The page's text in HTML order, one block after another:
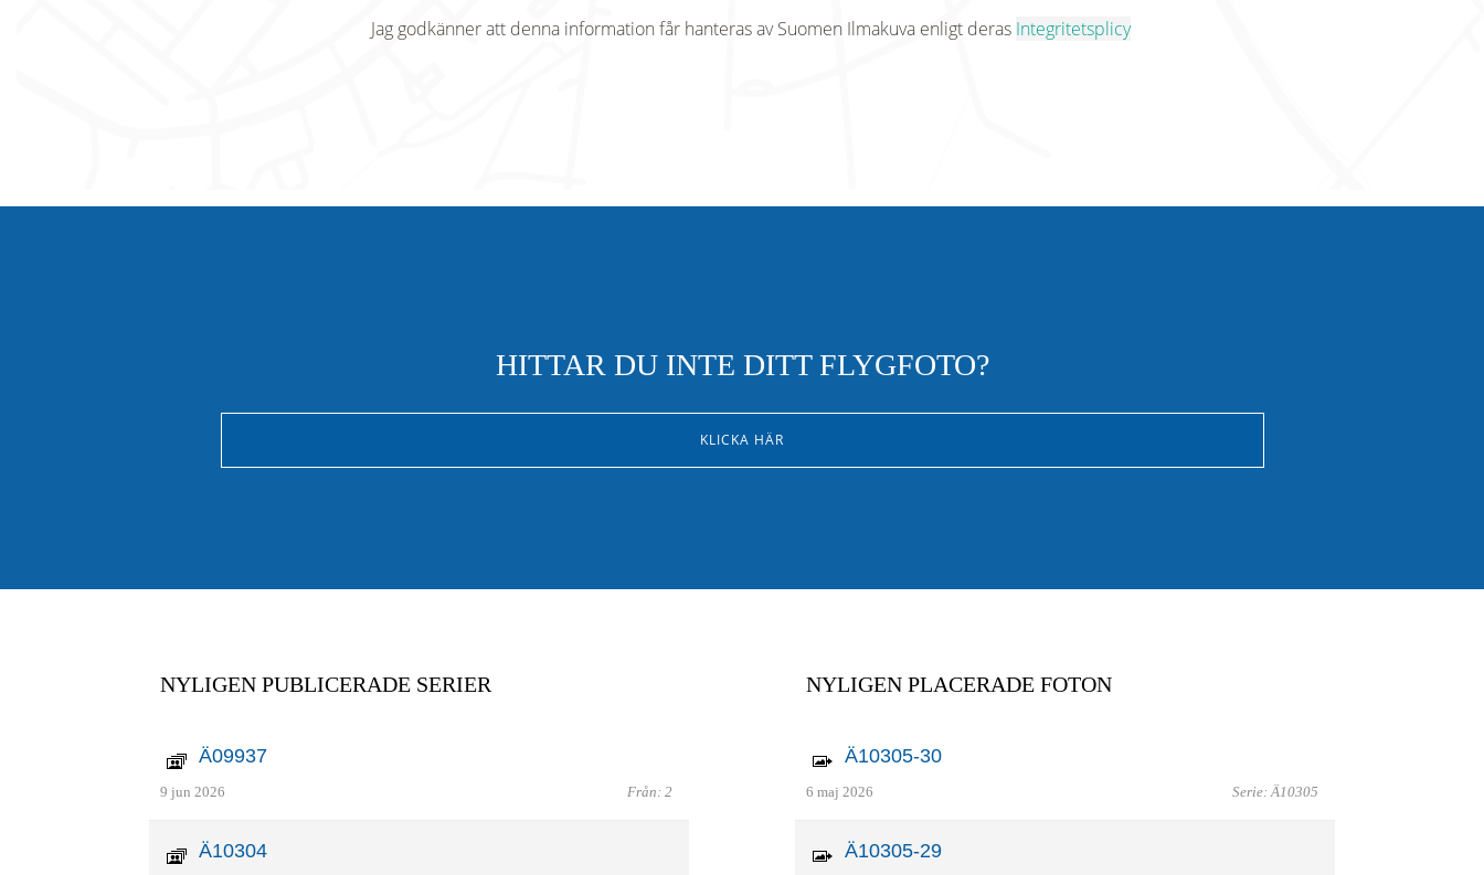
Jag godkänner att denna information får hanteras av Suomen Ilmakuva enligt deras Integritetsplicy
HITTAR DU INTE DITT FLYGFOTO?
KLICKA HÄR
NYLIGEN PUBLICERADE SERIER
Ä09937
9 jun 2026 Från: 2
Ä10304
NYLIGEN PLACERADE FOTON
Ä10305-30
6 maj 2026 Serie: Ä10305
Ä10305-29